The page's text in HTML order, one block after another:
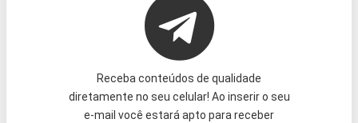
Receba conteúdos de qualidade
diretamente no seu celular! Ao inserir o seu
e-mail você estará apto para receber